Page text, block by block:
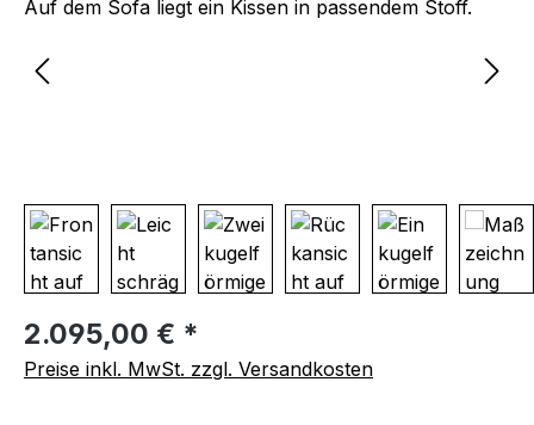
Regulärer Preis:
2.095,00 € *
Preise inkl. MwSt. zzgl. Versandkosten